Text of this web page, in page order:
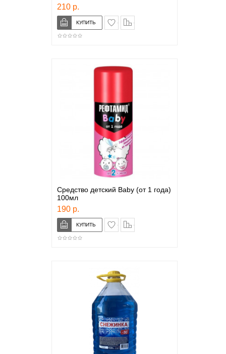
210 р.
в закладки
Средство детский Baby (от 1 года)
100мл
190 р.
в закладки